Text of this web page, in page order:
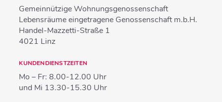
Gemeinnützige Wohnungsgenossenschaft
Lebensräume eingetragene Genossenschaft m.b.H.
Handel-Mazzetti-Straße 1
4021 Linz
KUNDENDIENSTZEITEN
Mo – Fr: 8.00-12.00 Uhr
und Mi 13.30-15.30 Uhr